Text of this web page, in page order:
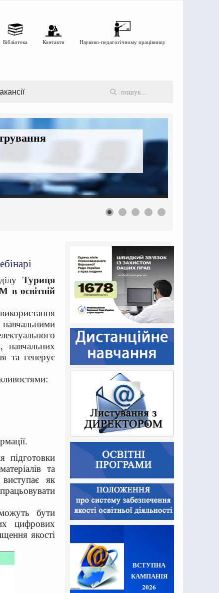
Бібліотека Контакти Науково-педагогічному працівнику
Туриця
в освітній
навчальними
навчальних
та генерує
підготовки
та
як
бути
цифрових
якості
ВСТУПНА
КАМПАНІЯ
2026